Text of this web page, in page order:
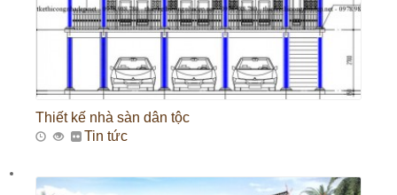
Thiết kế nhà sàn dân tộc
Tin tức